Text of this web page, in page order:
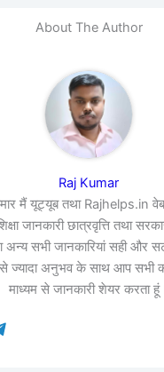
About The Author
Raj Kumar
मैं यूट्यूब तथा Rajhelps.in
जानकारी छात्रवृत्ति तथा
सभी जानकारियां सही और
से ज्यादा अनुभव के साथ आप
माध्यम से जानकारी शेयर करता